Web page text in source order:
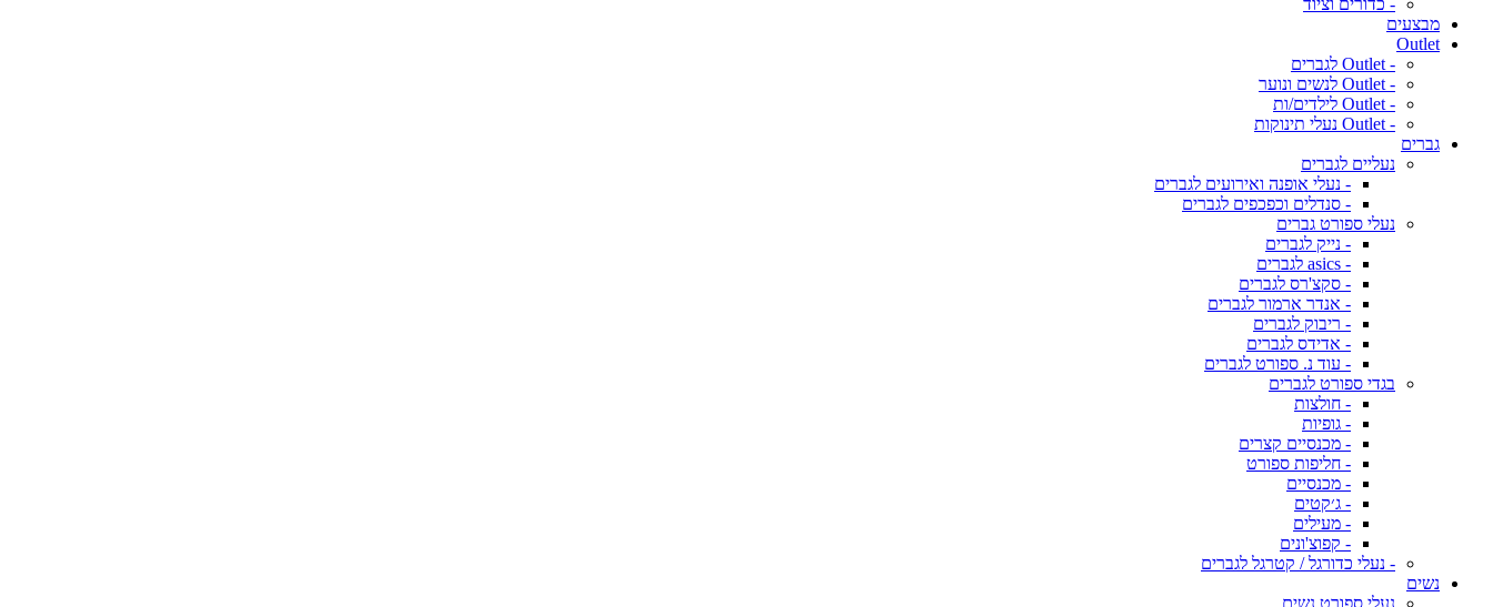
- כדורים וציוד
מבצעים
Outlet
- Outlet לגברים
- Outlet לנשים ונוער
- Outlet לילדים/ות
- Outlet נעלי תינוקות
גברים
נעליים לגברים
- נעלי אופנה ואירועים לגברים
- סנדלים וכפכפים לגברים
נעלי ספורט גברים
- נייק לגברים
- asics לגברים
- סקצ'רס לגברים
- אנדר ארמור לגברים
- ריבוק לגברים
- אדידס לגברים
- עוד נ. ספורט לגברים
בגדי ספורט לגברים
- חולצות
- גופיות
- מכנסיים קצרים
- חליפות ספורט
- מכנסיים
- ג׳קטים
- מעילים
- קפוצ'ונים
- נעלי כדורגל / קטרגל לגברים
נשים
נעלי ספורט נשים